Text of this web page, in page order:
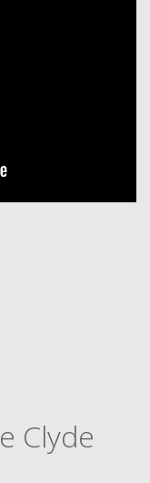
Clyde